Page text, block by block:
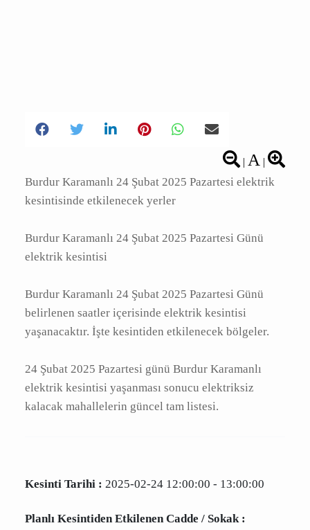
| A|
Burdur Karamanlı 24 Şubat 2025 Pazartesi
elektrik kesintisinde etkilenecek yerler
Burdur Karamanlı 24 Şubat 2025 Pazartesi
Günü elektrik kesintisi
Burdur Karamanlı 24 Şubat 2025 Pazartesi
Günü belirlenen saatler içerisinde elektrik
kesintisi yaşanacaktır. İşte kesintiden
24 Şubat 2025 Pazartesi günü Burdur
Karamanlı elektrik kesintisi yaşanması sonucu
Kesinti Tarihi :2025-02-24 12:00:00 - 13:00:00